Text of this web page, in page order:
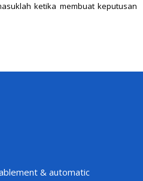
ketika membuat keputusan
& automatic